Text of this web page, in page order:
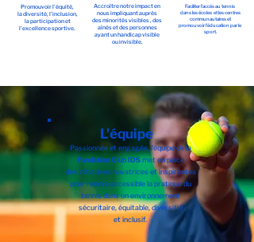
Promouvoir l'équité,
la diversité, l'inclusion,
la participation et
l'excellence sportive.
Accroître notre impact en
nous impliquant auprès
des minorités visibles , des
aînés et des personnes
ayant un handicap visible
ou invisible.
Faciliter l'accès au tennis
dans les écoles et les centres
communautaires et
promouvoir l'éducation par le
sport.
L'équipe
Passionnée et engagée, l’équipe de la
Fondation Club IDSmet en place
des initiatives novatrices et inspirantes
pour rendre accessiblela pratique du
tennis dans un environnement
sécuritaire, équitable, diversifié
et inclusif.